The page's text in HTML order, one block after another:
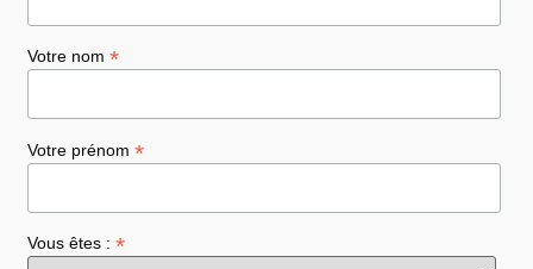
Votre nom *
Votre prénom *
Vous êtes : *